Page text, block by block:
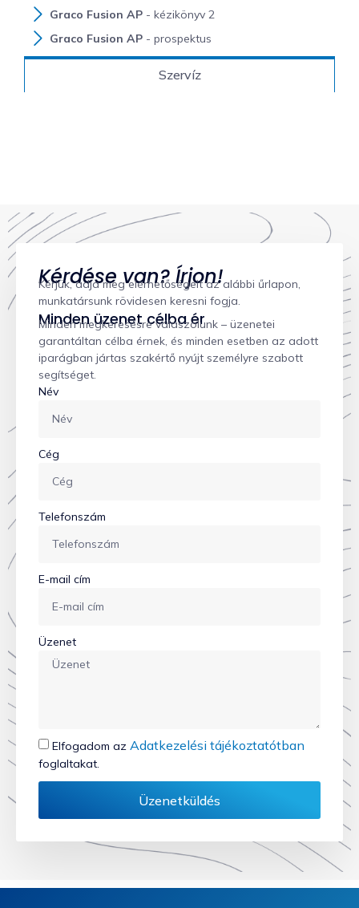
Szervíz
Graco Fusion AP- kézikönyv 2
Graco Fusion AP- prospektus
Kérdése van? Írjon!
Kérjük, adja meg elérhetőségeit az alábbi űrlapon,
munkatársunk rövidesen keresni fogja.
Minden üzenet célba ér
Minden megkeresésre válaszolunk – üzenetei
garantáltan célba érnek, és minden esetben az adott
iparágban jártas szakértő nyújt személyre szabott
segítséget.
Név
Cég
Telefonszám
E-mail cím
Üzenet
Elfogadom az Adatkezelési tájékoztatótban
foglaltakat.
Üzenetküldés